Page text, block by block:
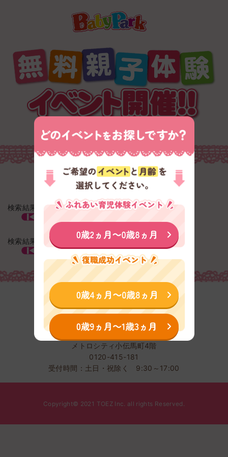
検索結果 : 0 件 / 0 件中
検索結果 : 0 件 / 0 件中
株式会社TOEZ
〒103-0001東京都中央区日本橋小伝馬町2-5
メトロシティ小伝馬町4階
0120-415-181
受付時間：土日・祝除く 9:30～17:00
Copyright© 2021 TOEZ Inc. all rights Reserved.